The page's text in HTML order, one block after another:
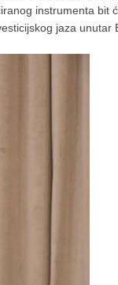
instrumenta bit
jaza unutar